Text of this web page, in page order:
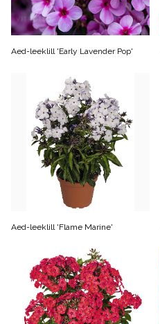
Aed-leeklill 'Early Lavender Pop'
Aed-leeklill 'Flame Marine'